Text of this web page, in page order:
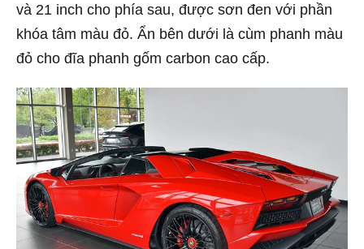
và 21 inch cho phía sau, được sơn đen với phần
khóa tâm màu đỏ. Ẩn bên dưới là cùm phanh màu
đỏ cho đĩa phanh gốm carbon cao cấp.